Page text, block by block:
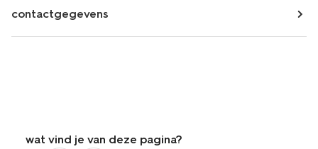
contactgegevens
wat vind je van deze pagina?